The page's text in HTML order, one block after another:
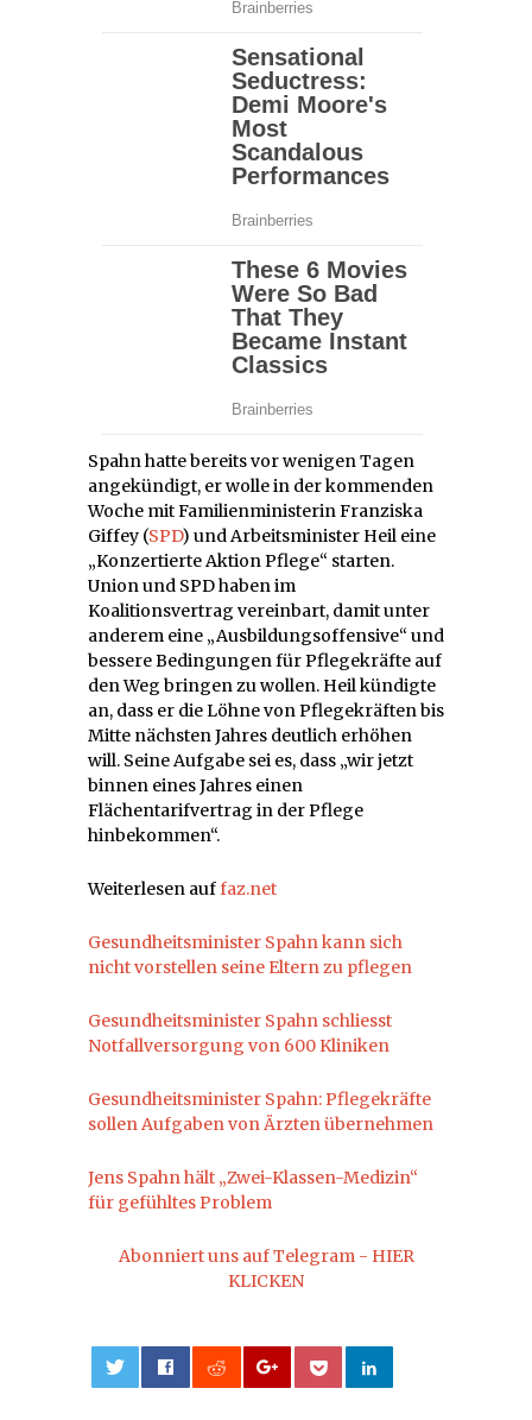
Spahn hatte bereits vor wenigen Tagen
angekündigt, er wolle in der kommenden
Woche mit Familienministerin Franziska
Giffey (SPD) und Arbeitsminister Heil eine
„Konzertierte Aktion Pflege“ starten.
Union und SPD haben im
Koalitionsvertrag vereinbart, damit unter
anderem eine „Ausbildungsoffensive“ und
bessere Bedingungen für Pflegekräfte auf
den Weg bringen zu wollen. Heil kündigte
an, dass er die Löhne von Pflegekräften bis
Mitte nächsten Jahres deutlich erhöhen
will. Seine Aufgabe sei es, dass „wir jetzt
binnen eines Jahres einen
Flächentarifvertrag in der Pflege
hinbekommen“.
Weiterlesen auffaz.net
Gesundheitsminister Spahn kann sich
nicht vorstellen seine Eltern zu pflegen
Gesundheitsminister Spahn schliesst
Notfallversorgung von 600 Kliniken
Gesundheitsminister Spahn: Pflegekräfte
sollen Aufgaben von Ärzten übernehmen
Jens Spahn hält „Zwei-Klassen-Medizin“
für gefühltes Problem
Abonniert uns auf Telegram - HIER
KLICKEN